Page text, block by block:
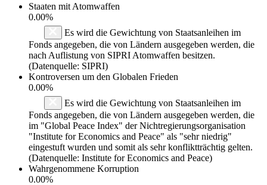
Staaten mit Atomwaffen
0.00%
Es wird die Gewichtung von Staatsanleihen im
Fonds angegeben, die von Ländern ausgegeben werden, die
nach Auflistung von SIPRI Atomwaffen besitzen.
(Datenquelle: SIPRI)
Kontroversen um den Globalen Frieden
0.00%
Es wird die Gewichtung von Staatsanleihen im
Fonds angegeben, die von Ländern ausgegeben werden, die
im "Global Peace Index" der Nichtregierungsorganisation
"Institute for Economics and Peace" als "sehr niedrig"
eingestuft wurden und somit als sehr konfliktträchtig gelten.
(Datenquelle: Institute for Economics and Peace)
Wahrgenommene Korruption
0.00%